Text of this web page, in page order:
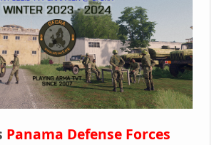
Panama Defense Forces